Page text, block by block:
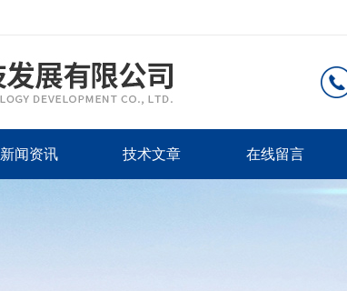
新闻资讯 技术文章 在线留言